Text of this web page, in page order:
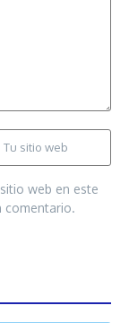
web en este
comentario.